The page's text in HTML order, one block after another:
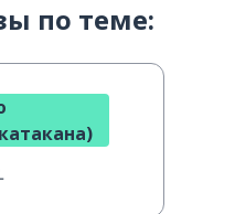
по теме: